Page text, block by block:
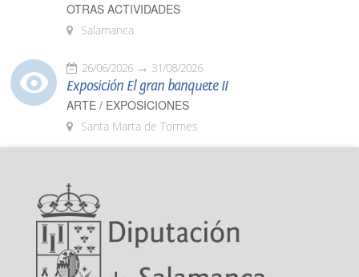
OTRAS ACTIVIDADES
Salamanca
26/06/2026 31/08/2026
Exposición El gran banquete II
ARTE / EXPOSICIONES
Santa Marta de Tormes